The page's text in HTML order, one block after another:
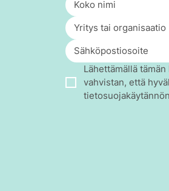
Lähettämällä
vahvistan, että
tietosuojakäytännön